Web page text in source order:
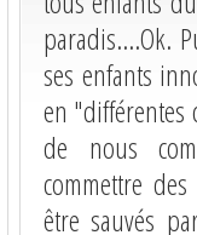
paradis....Ok.
ses enfants
en "différentes
de nous
commettre
être sauvés